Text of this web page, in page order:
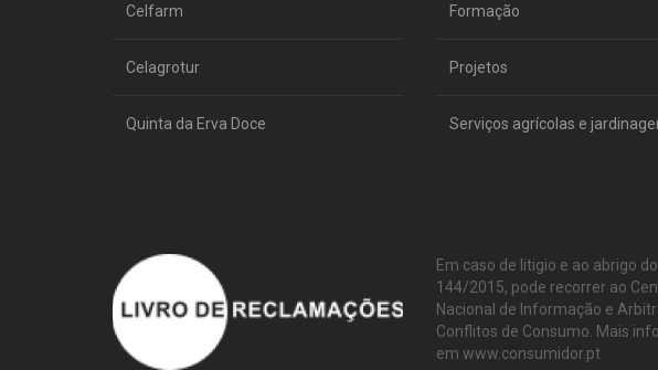
Celfarm
Celagrotur
Quinta da Erva Doce
Formação
Projetos
Serviços agrícolas e
Em caso de litigio e ao abrigo
144/2015, pode recorrer ao
Nacional de Informação e
Conflitos de Consumo. Mais
em www.consumidor.pt